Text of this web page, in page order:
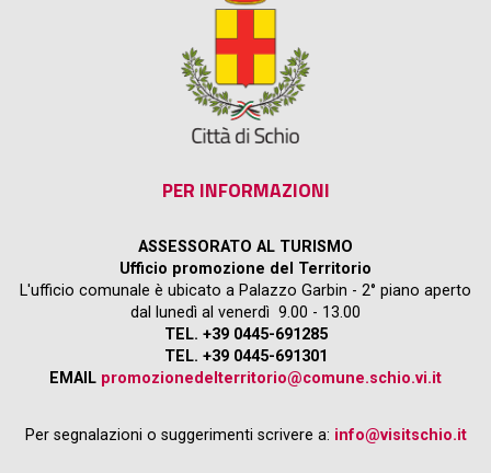
PER INFORMAZIONI
ASSESSORATO AL TURISMO
Ufficio promozione del Territorio
L'ufficio comunale è ubicato a Palazzo Garbin - 2° piano aperto
dal lunedì al venerdì 9.00 - 13.00
TEL. +39 0445-691285
TEL. +39 0445-691301
EMAIL promozionedelterritorio@comune.schio.vi.it
Per segnalazioni o suggerimenti scrivere a: info@visitschio.it